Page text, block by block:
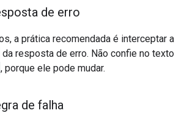
de erro
a prática recomendada é interceptar a
da resposta de erro. Não confie no texto
, porque ele pode mudar.
de falha